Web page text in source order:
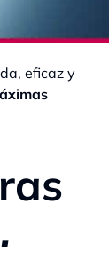
eficaz y